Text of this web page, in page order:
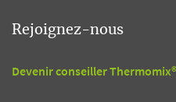
Rejoignez-nous
Devenir conseiller Thermomix®